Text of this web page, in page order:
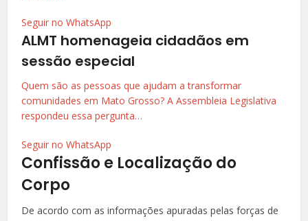
Seguir no WhatsApp
ALMT homenageia cidadãos em
sessão especial
Quem são as pessoas que ajudam a transformar
comunidades em Mato Grosso? A Assembleia Legislativa
respondeu essa pergunta…
Seguir no WhatsApp
Confissão e Localização do
Corpo
De acordo com as informações apuradas pelas forças de